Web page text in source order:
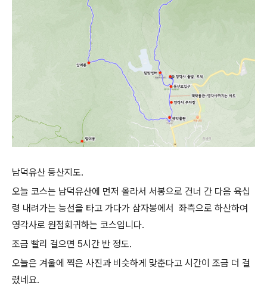
남덕유산 등산지도.
오늘 코스는 남덕유산에 먼저 올라서 서봉으로 건너 간 다음 육십
령 내려가는 능선을 타고 가다가 삼자봉에서 좌측으로 하산하여
영각사로 원점회귀하는 코스입니다.
조금 빨리 걸으면 5시간 반 정도.
오늘은 겨울에 찍은 사진과 비슷하게 맞춘다고 시간이 조금 더 걸
렸네요.